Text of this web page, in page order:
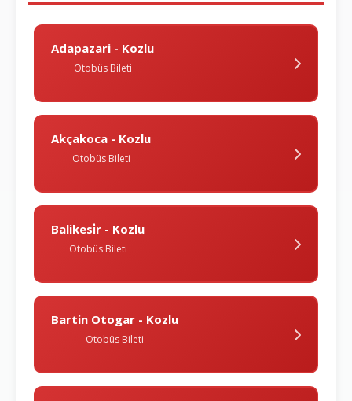
Adapazari - Kozlu
Otobüs Bileti
Akçakoca - Kozlu
Otobüs Bileti
Balikesi̇r - Kozlu
Otobüs Bileti
Bartin Otogar - Kozlu
Otobüs Bileti